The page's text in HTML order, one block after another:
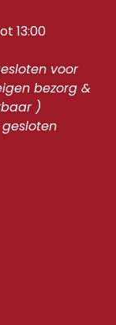
13:00
voor
bezorg &
)